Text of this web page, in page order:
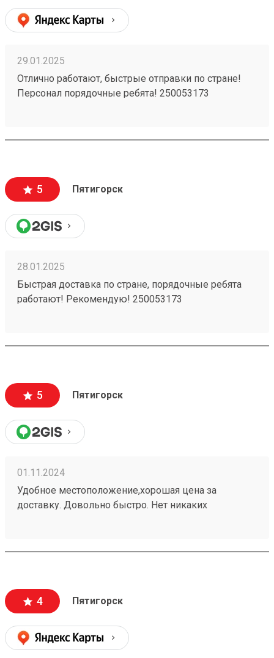
29.01.2025
Отлично работают, быстрые отправки по стране!
Персонал порядочные ребята! 250053173
5 Пятигорск
28.01.2025
Быстрая доставка по стране, порядочные ребята
работают! Рекомендую! 250053173
5 Пятигорск
01.11.2024
Удобное местоположение,хорошая цена за
доставку. Довольно быстро. Нет никаких
4 Пятигорск